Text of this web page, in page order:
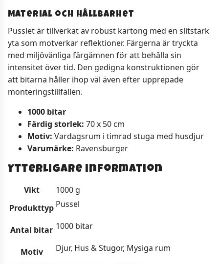
Material och hållbarhet
Pusslet är tillverkat av robust kartong med en slitstark
yta som motverkar reflektioner. Färgerna är tryckta
med miljövänliga färgämnen för att behålla sin
intensitet över tid. Den gedigna konstruktionen gör
att bitarna håller ihop väl även efter upprepade
monteringstillfällen.
1000 bitar
Färdig storlek: 70 x 50 cm
Motiv: Vardagsrum i timrad stuga med husdjur
Varumärke: Ravensburger
Ytterligare information
Vikt
1000 g
Produkttyp Pussel
Antal bitar 1000 bitar
Motiv Djur, Hus & Stugor, Mysiga rum